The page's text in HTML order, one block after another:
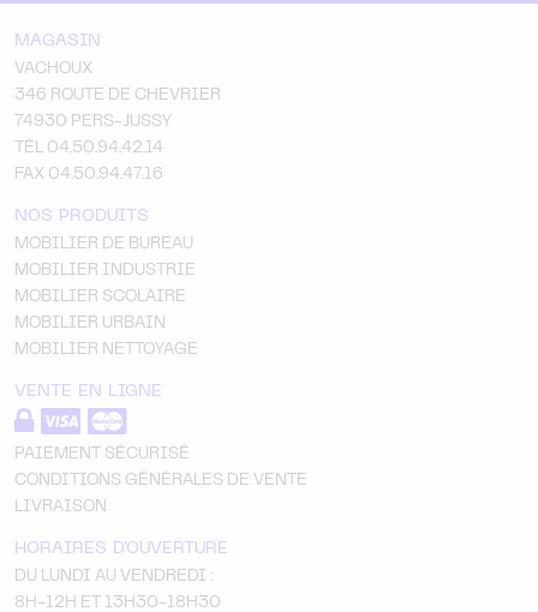
MAGASIN
VACHOUX
346 ROUTE DE CHEVRIER
74930 PERS-JUSSY
TÉL 04.50.94.42.14
FAX 04.50.94.47.16
NOS PRODUITS
MOBILIER DE BUREAU
MOBILIER INDUSTRIE
MOBILIER SCOLAIRE
MOBILIER URBAIN
MOBILIER NETTOYAGE
VENTE EN LIGNE
PAIEMENT SÉCURISÉ
CONDITIONS GÉNÉRALES DE VENTE
LIVRAISON
HORAIRES D'OUVERTURE
DU LUNDI AU VENDREDI :
8H-12H ET 13H30-18H30